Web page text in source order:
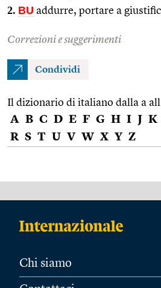
2. BU addurre, portare a
Correzioni e suggerimenti
Condividi
Il dizionario di italiano dalla a
A B C D E F G H I J K
R S T U V W X Y Z
Chi siamo